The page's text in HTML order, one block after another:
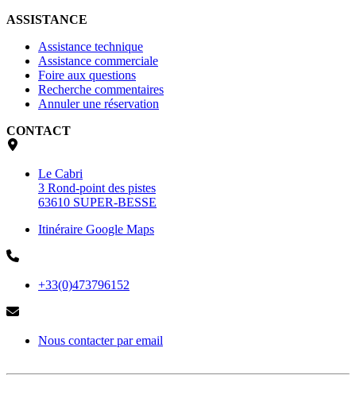
ASSISTANCE
Assistance technique
Assistance commerciale
Foire aux questions
Recherche commentaires
Annuler une réservation
CONTACT
Le Cabri
3 Rond-point des pistes
63610 SUPER-BESSE
Itinéraire Google Maps
+33(0)473796152
Nous contacter par email